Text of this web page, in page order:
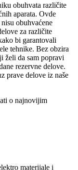
obuhvata različite
aparata. Ovde
obuhvaćene
za različite
bi garantovali
tehnike. Bez obzira
želi da sam popravi
rezervne delove.
prave delove iz naše
o najnovijim
materijale i